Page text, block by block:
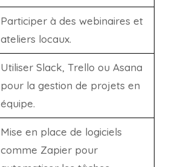
Participer à des webinaires et
ateliers locaux.
Utiliser Slack, Trello ou Asana
pour la gestion de projets en
équipe.
Mise en place de logiciels
comme Zapier pour